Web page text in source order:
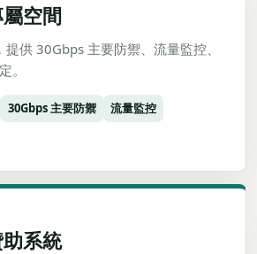
空間
供 30Gbps 主要防禦、流量監控、
。
30Gbps 主要防禦 流量監控
系統